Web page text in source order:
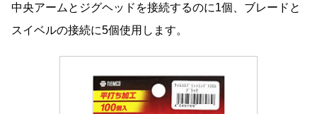
中央アームとジグヘッドを接続するのに1個、ブレードと
スイベルの接続に5個使用します。